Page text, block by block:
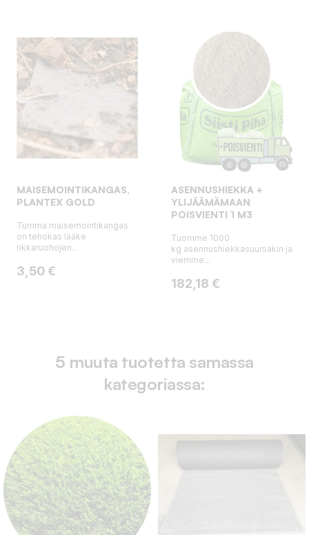
MAISEMOINTIKANGAS,
PLANTEX GOLD
Tumma maisemointikangas
on tehokas lääke
rikkaruohojen...
Hinta
3,50 €
ASENNUSHIEKKA +
YLIJÄÄMÄMAAN
POISVIENTI 1 M3
Tuomme 1000
kg asennushiekkasuursäkin ja
viemme...
Hinta
182,18 €
5 muuta tuotetta samassa
kategoriassa: